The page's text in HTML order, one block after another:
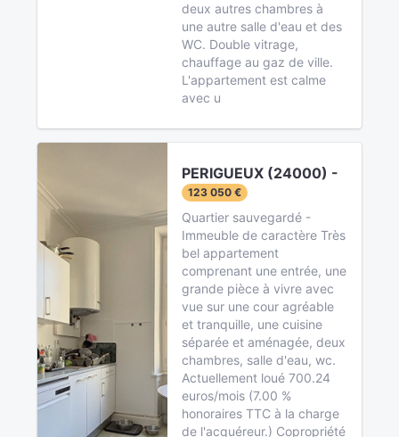
deux autres chambres à
une autre salle d'eau et des
WC. Double vitrage,
chauffage au gaz de ville.
L'appartement est calme
avec u
PERIGUEUX (24000) -
123 050 €
Quartier sauvegardé -
Immeuble de caractère Très
bel appartement
comprenant une entrée, une
grande pièce à vivre avec
vue sur une cour agréable
et tranquille, une cuisine
séparée et aménagée, deux
chambres, salle d'eau, wc.
Actuellement loué 700.24
euros/mois (7.00 %
honoraires TTC à la charge
de l'acquéreur.) Copropriété